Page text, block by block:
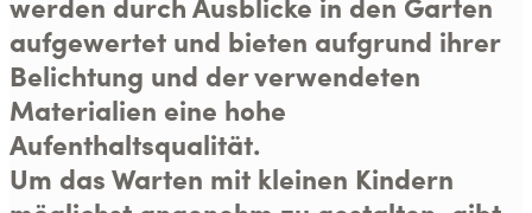
aufgewertet und bieten aufgrund ihrer
Belichtung und der verwendeten
Materialien eine hohe
Aufenthaltsqualität.
Um das Warten mit kleinen Kindern